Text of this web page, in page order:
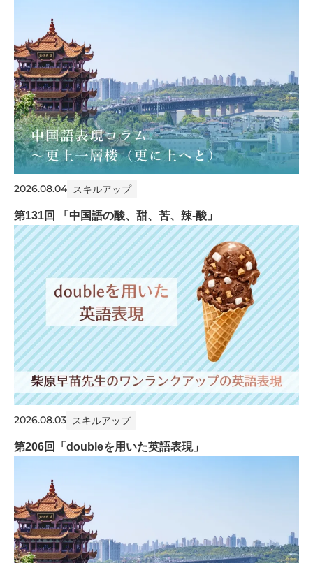
2026.08.04 スキルアップ
第131回 「中国語の酸、甜、苦、辣-酸」
2026.08.03 スキルアップ
第206回「doubleを用いた英語表現」